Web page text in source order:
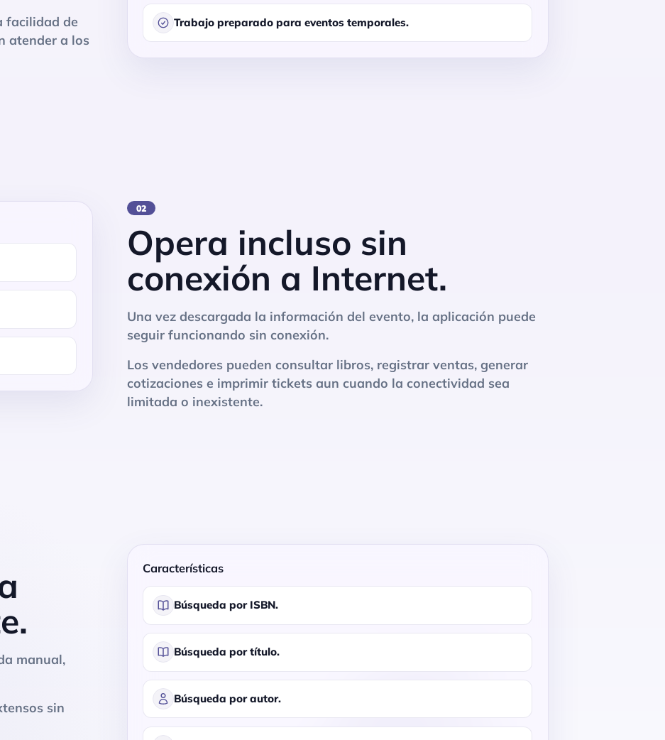
facilidad de
atender a los
Trabajo preparado para eventos temporales.
02
Opera incluso sin
conexión a Internet.
Una vez descargada la información del evento, la aplicación puede
seguir funcionando sin conexión.
Los vendedores pueden consultar libros, registrar ventas, generar
cotizaciones e imprimir tickets aun cuando la conectividad sea
limitada o inexistente.
manual,
sin
Características
Búsqueda por ISBN.
Búsqueda por título.
Búsqueda por autor.